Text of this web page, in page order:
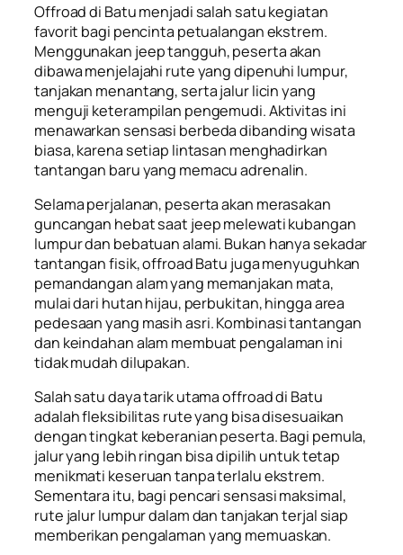
Offroad di Batu menjadi salah satu kegiatan
favorit bagi pencinta petualangan ekstrem.
Menggunakan jeep tangguh, peserta akan
dibawa menjelajahi rute yang dipenuhi lumpur,
tanjakan menantang, serta jalur licin yang
menguji keterampilan pengemudi. Aktivitas ini
menawarkan sensasi berbeda dibanding wisata
biasa, karena setiap lintasan menghadirkan
tantangan baru yang memacu adrenalin.
Selama perjalanan, peserta akan merasakan
guncangan hebat saat jeep melewati kubangan
lumpur dan bebatuan alami. Bukan hanya sekadar
tantangan fisik, offroad Batu juga menyuguhkan
pemandangan alam yang memanjakan mata,
mulai dari hutan hijau, perbukitan, hingga area
pedesaan yang masih asri. Kombinasi tantangan
dan keindahan alam membuat pengalaman ini
tidak mudah dilupakan.
Salah satu daya tarik utama offroad di Batu
adalah fleksibilitas rute yang bisa disesuaikan
dengan tingkat keberanian peserta. Bagi pemula,
jalur yang lebih ringan bisa dipilih untuk tetap
menikmati keseruan tanpa terlalu ekstrem.
Sementara itu, bagi pencari sensasi maksimal,
rute jalur lumpur dalam dan tanjakan terjal siap
memberikan pengalaman yang memuaskan.